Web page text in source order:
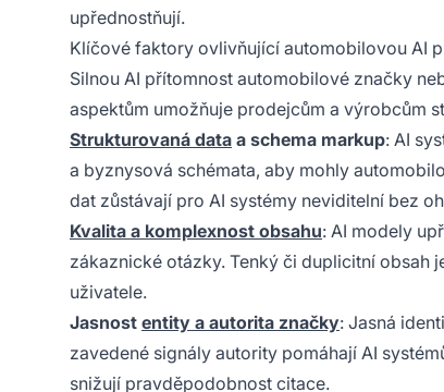
upřednostňují.
Klíčové faktory ovlivňující automobilovou AI
Silnou AI přítomnost automobilové značky
aspektům umožňuje prodejcům a výrobcům
Strukturovaná data a schema markup: AI
a byznysová schémata, aby mohly
dat zůstávají pro AI systémy neviditelní bez
Kvalita a komplexnost obsahu: AI modely
zákaznické otázky. Tenký či duplicitní obsah
uživatele.
Jasnost entity a autorita značky: Jasná
zavedené signály autority pomáhají AI
snižují pravděpodobnost citace.